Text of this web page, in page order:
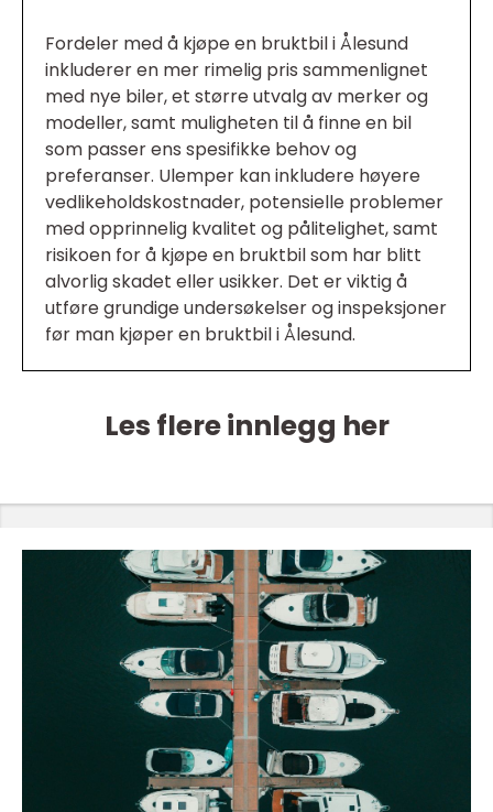
Fordeler med å kjøpe en bruktbil i Ålesund
inkluderer en mer rimelig pris sammenlignet
med nye biler, et større utvalg av merker og
modeller, samt muligheten til å finne en bil
som passer ens spesifikke behov og
preferanser. Ulemper kan inkludere høyere
vedlikeholdskostnader, potensielle problemer
med opprinnelig kvalitet og pålitelighet, samt
risikoen for å kjøpe en bruktbil som har blitt
alvorlig skadet eller usikker. Det er viktig å
utføre grundige undersøkelser og inspeksjoner
før man kjøper en bruktbil i Ålesund.
Les flere innlegg her